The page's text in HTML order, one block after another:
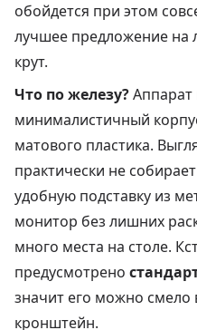
обойдется при этом
лучшее предложение на
крут.
Что по железу?Аппарат
минималистичный
матового пластика.
практически не
удобную подставку из
монитор без лишних
много места на столе.
предусмотрено
значит его можно смело
кронштейн.